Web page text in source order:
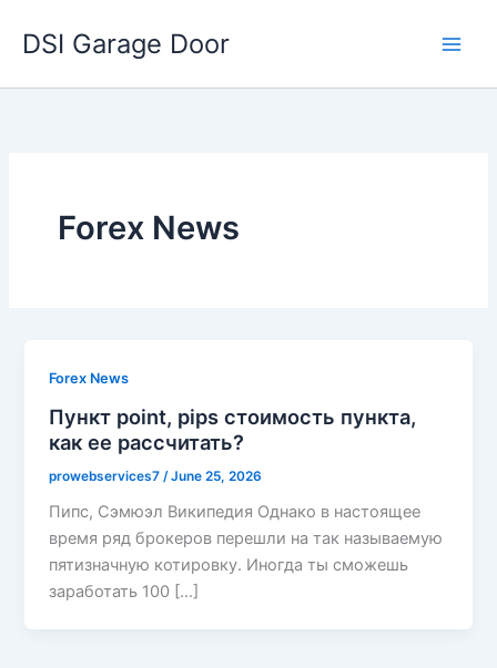
DSI Garage Door
Forex News
Forex News
Пункт point, pips стоимость пункта,
как ее рассчитать?
prowebservices7 /June 25, 2026
Пипс, Сэмюэл Википедия Однако в настоящее
время ряд брокеров перешли на так называемую
пятизначную котировку. Иногда ты сможешь
заработать 100 […]